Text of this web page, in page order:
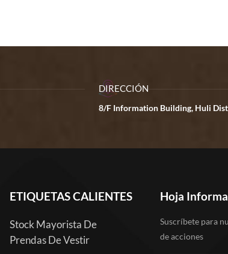
DIRECCIÓN
8/F Information Building, Huli
ETIQUETAS CALIENTES
Stock Mayorista De
Prendas De Vestir
Hoja
Suscríbete para
de acciones